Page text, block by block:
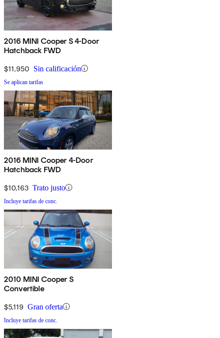
2016 MINI Cooper S 4-Door
Hatchback FWD
$11,950 Sin calificación
Se aplican tarifas
2016 MINI Cooper 4-Door
Hatchback FWD
$10,163 Trato justo
Incluye tarifas de conc.
2010 MINI Cooper S
Convertible
$5,119 Gran oferta
Incluye tarifas de conc.